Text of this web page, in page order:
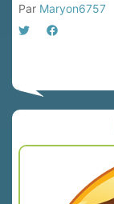
Par Maryon6757